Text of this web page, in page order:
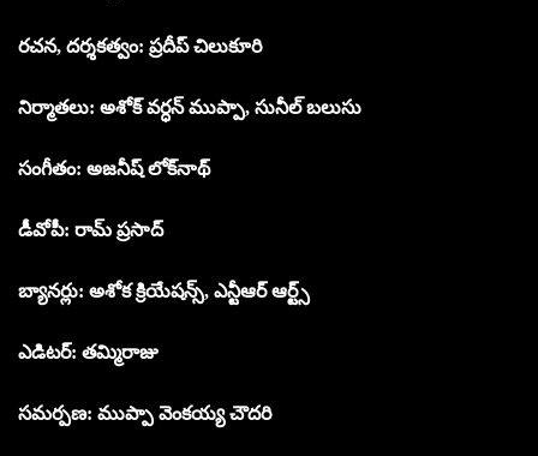
రచన, దర్శకత్వం: ప్రదీప్ చిలుకూరి
నిర్మాతలు: అశోక్ వర్ధన్ ముప్పా, సునీల్ బలుసు
సంగీతం: అజనీష్ లోక్‌నాథ్
డీవోపీ: రామ్ ప్రసాద్
బ్యానర్లు: అశోక క్రియేషన్స్, ఎన్టీఆర్ ఆర్ట్స్
ఎడిటర్: తమ్మిరాజు
సమర్పణ: ముప్పా వెంకయ్య చౌదరి